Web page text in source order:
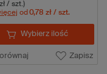
/ szt.)
od 0,78 zł / szt.
Zapisz
Wybierz ilość